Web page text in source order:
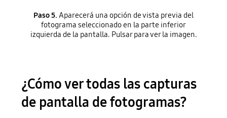
Paso 5. Aparecerá una opción de vista previa del
fotograma seleccionado en la parte inferior
izquierda de la pantalla. Pulsar para ver la imagen.
¿Cómo ver todas las capturas
de pantalla de fotogramas?